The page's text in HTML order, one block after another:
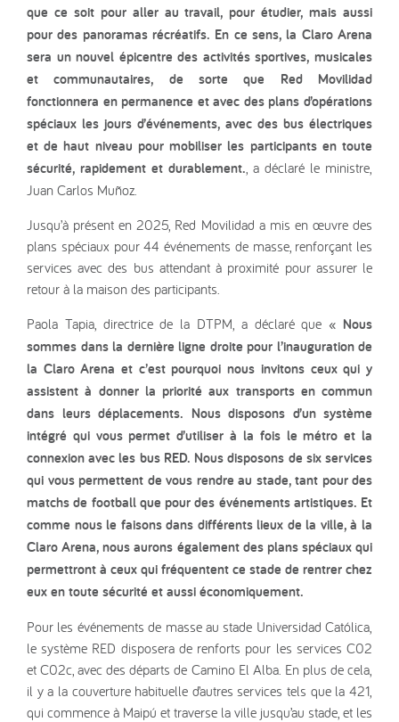
que ce soit pour aller au travail, pour étudier, mais aussi
pour des panoramas récréatifs. En ce sens, la Claro Arena
sera un nouvel épicentre des activités sportives, musicales
et communautaires, de sorte que Red Movilidad
fonctionnera en permanence et avec des plans d’opérations
spéciaux les jours d’événements, avec des bus électriques
et de haut niveau pour mobiliser les participants en toute
sécurité, rapidement et durablement. , a déclaré le ministre,
Juan Carlos Muñoz.
Jusqu’à présent en 2025, Red Movilidad a mis en œuvre des
plans spéciaux pour 44 événements de masse, renforçant les
services avec des bus attendant à proximité pour assurer le
retour à la maison des participants.
Paola Tapia, directrice de la DTPM, a déclaré que« Nous
sommes dans la dernière ligne droite pour l’inauguration de
la Claro Arena et c’est pourquoi nous invitons ceux qui y
assistent à donner la priorité aux transports en commun
dans leurs déplacements. Nous disposons d’un système
intégré qui vous permet d’utiliser à la fois le métro et la
connexion avec les bus RED. Nous disposons de six services
qui vous permettent de vous rendre au stade, tant pour des
matchs de football que pour des événements artistiques. Et
comme nous le faisons dans différents lieux de la ville, à la
Claro Arena, nous aurons également des plans spéciaux qui
permettront à ceux qui fréquentent ce stade de rentrer chez
eux en toute sécurité et aussi économiquement.
Pour les événements de masse au stade Universidad Católica,
le système RED disposera de renforts pour les services C02
et C02c, avec des départs de Camino El Alba. En plus de cela,
il y a la couverture habituelle d’autres services tels que la 421,
qui commence à Maipú et traverse la ville jusqu’au stade, et les